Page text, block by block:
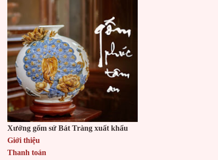
địa chỉ mua bình xịt phòng tắm ở đâu chất lượng địa chỉ mua bình xịt
phòng tắm ở đâu chất lượng
Xưởng gốm sứ Bát Tràng xuất khẩu
Giới thiệu
Thanh toán